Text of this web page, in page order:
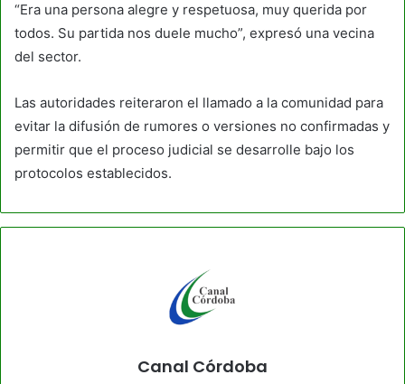
“Era una persona alegre y respetuosa, muy querida por
todos. Su partida nos duele mucho”, expresó una vecina
del sector.
Las autoridades reiteraron el llamado a la comunidad para
evitar la difusión de rumores o versiones no confirmadas y
permitir que el proceso judicial se desarrolle bajo los
protocolos establecidos.
Canal Córdoba